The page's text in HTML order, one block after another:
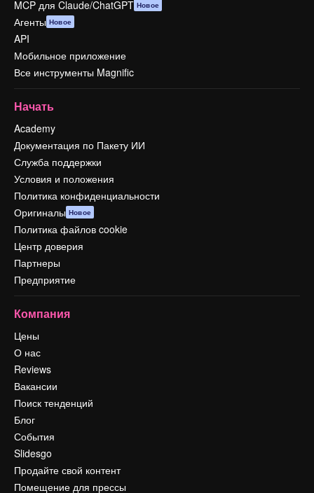
MCP для Claude/ChatGPT Новое
Агенты Новое
API
Мобильное приложение
Все инструменты Magnific
Начать
Academy
Документация по Пакету ИИ
Служба поддержки
Условия и положения
Политика конфиденциальности
Оригиналы Новое
Политика файлов cookie
Центр доверия
Партнеры
Предприятие
Компания
Цены
О нас
Reviews
Вакансии
Поиск тенденций
Блог
События
Slidesgo
Продайте свой контент
Помещение для прессы